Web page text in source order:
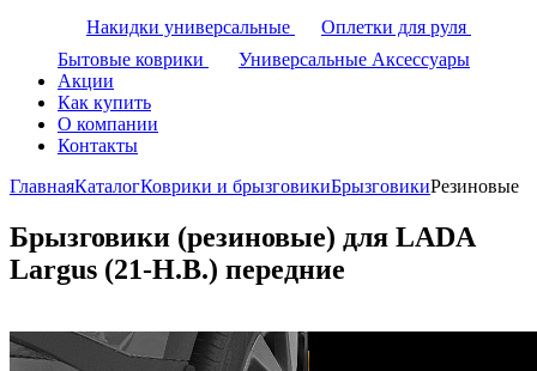
Накидки универсальные
Оплетки для руля
Бытовые коврики
Универсальные Аксессуары
Акции
Как купить
О компании
Контакты
ГлавнаяКаталогКоврики и брызговикиБрызговикиРезиновые
Брызговики (резиновые) для LADA
Largus (21-Н.В.) передние